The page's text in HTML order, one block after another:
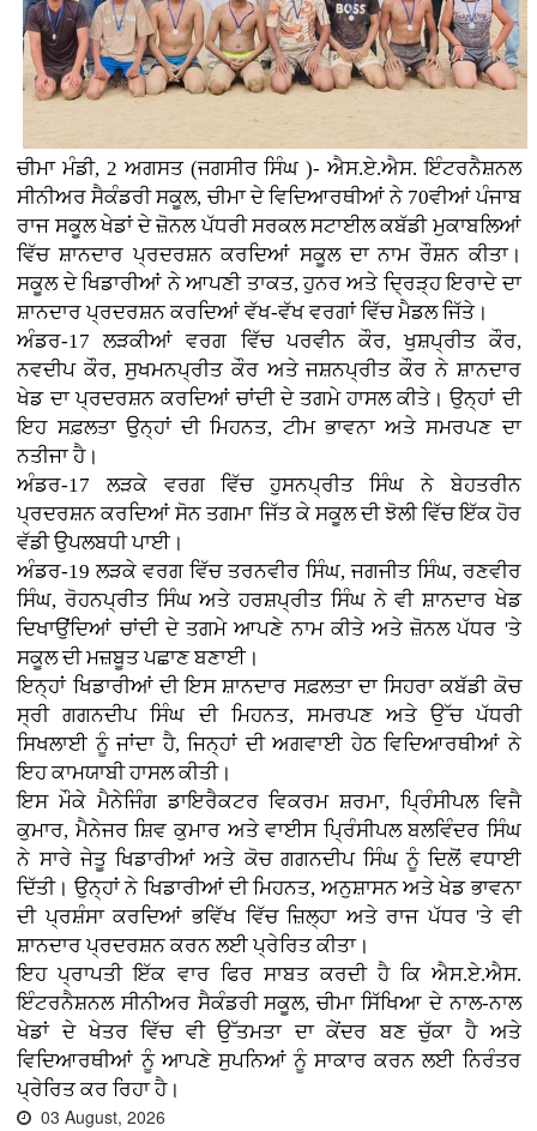
ਚੀਮਾ ਮੰਡੀ, 2 ਅਗਸਤ (ਜਗਸੀਰ ਸਿੰਘ )- ਐਸ.ਏ.ਐਸ. ਇੰਟਰਨੈਸ਼ਨਲ
ਸੀਨੀਅਰ ਸੈਕੰਡਰੀ ਸਕੂਲ, ਚੀਮਾ ਦੇ ਵਿਦਿਆਰਥੀਆਂ ਨੇ 70ਵੀਆਂ ਪੰਜਾਬ
ਰਾਜ ਸਕੂਲ ਖੇਡਾਂ ਦੇ ਜ਼ੋਨਲ ਪੱਧਰੀ ਸਰਕਲ ਸਟਾਈਲ ਕਬੱਡੀ ਮੁਕਾਬਲਿਆਂ
ਵਿੱਚ ਸ਼ਾਨਦਾਰ ਪ੍ਰਦਰਸ਼ਨ ਕਰਦਿਆਂ ਸਕੂਲ ਦਾ ਨਾਮ ਰੌਸ਼ਨ ਕੀਤਾ।
ਸਕੂਲ ਦੇ ਖਿਡਾਰੀਆਂ ਨੇ ਆਪਣੀ ਤਾਕਤ, ਹੁਨਰ ਅਤੇ ਦ੍ਰਿੜ੍ਹ ਇਰਾਦੇ ਦਾ
ਸ਼ਾਨਦਾਰ ਪ੍ਰਦਰਸ਼ਨ ਕਰਦਿਆਂ ਵੱਖ-ਵੱਖ ਵਰਗਾਂ ਵਿੱਚ ਮੈਡਲ ਜਿੱਤੇ।
ਅੰਡਰ-17 ਲੜਕੀਆਂ ਵਰਗ ਵਿੱਚ ਪਰਵੀਨ ਕੌਰ, ਖੁਸ਼ਪ੍ਰੀਤ ਕੌਰ,
ਨਵਦੀਪ ਕੌਰ, ਸੁਖਮਨਪ੍ਰੀਤ ਕੌਰ ਅਤੇ ਜਸ਼ਨਪ੍ਰੀਤ ਕੌਰ ਨੇ ਸ਼ਾਨਦਾਰ
ਖੇਡ ਦਾ ਪ੍ਰਦਰਸ਼ਨ ਕਰਦਿਆਂ ਚਾਂਦੀ ਦੇ ਤਗਮੇ ਹਾਸਲ ਕੀਤੇ। ਉਨ੍ਹਾਂ ਦੀ
ਇਹ ਸਫ਼ਲਤਾ ਉਨ੍ਹਾਂ ਦੀ ਮਿਹਨਤ, ਟੀਮ ਭਾਵਨਾ ਅਤੇ ਸਮਰਪਣ ਦਾ
ਨਤੀਜਾ ਹੈ।
ਅੰਡਰ-17 ਲੜਕੇ ਵਰਗ ਵਿੱਚ ਹੁਸਨਪ੍ਰੀਤ ਸਿੰਘ ਨੇ ਬੇਹਤਰੀਨ
ਪ੍ਰਦਰਸ਼ਨ ਕਰਦਿਆਂ ਸੋਨ ਤਗਮਾ ਜਿੱਤ ਕੇ ਸਕੂਲ ਦੀ ਝੋਲੀ ਵਿੱਚ ਇੱਕ ਹੋਰ
ਵੱਡੀ ਉਪਲਬਧੀ ਪਾਈ।
ਅੰਡਰ-19 ਲੜਕੇ ਵਰਗ ਵਿੱਚ ਤਰਨਵੀਰ ਸਿੰਘ, ਜਗਜੀਤ ਸਿੰਘ, ਰਣਵੀਰ
ਸਿੰਘ, ਰੋਹਨਪ੍ਰੀਤ ਸਿੰਘ ਅਤੇ ਹਰਸ਼ਪ੍ਰੀਤ ਸਿੰਘ ਨੇ ਵੀ ਸ਼ਾਨਦਾਰ ਖੇਡ
ਦਿਖਾਉਂਦਿਆਂ ਚਾਂਦੀ ਦੇ ਤਗਮੇ ਆਪਣੇ ਨਾਮ ਕੀਤੇ ਅਤੇ ਜ਼ੋਨਲ ਪੱਧਰ 'ਤੇ
ਸਕੂਲ ਦੀ ਮਜ਼ਬੂਤ ਪਛਾਣ ਬਣਾਈ।
ਇਨ੍ਹਾਂ ਖਿਡਾਰੀਆਂ ਦੀ ਇਸ ਸ਼ਾਨਦਾਰ ਸਫ਼ਲਤਾ ਦਾ ਸਿਹਰਾ ਕਬੱਡੀ ਕੋਚ
ਸ੍ਰੀ ਗਗਨਦੀਪ ਸਿੰਘ ਦੀ ਮਿਹਨਤ, ਸਮਰਪਣ ਅਤੇ ਉੱਚ ਪੱਧਰੀ
ਸਿਖਲਾਈ ਨੂੰ ਜਾਂਦਾ ਹੈ, ਜਿਨ੍ਹਾਂ ਦੀ ਅਗਵਾਈ ਹੇਠ ਵਿਦਿਆਰਥੀਆਂ ਨੇ
ਇਹ ਕਾਮਯਾਬੀ ਹਾਸਲ ਕੀਤੀ।
ਇਸ ਮੌਕੇ ਮੈਨੇਜਿੰਗ ਡਾਇਰੈਕਟਰ ਵਿਕਰਮ ਸ਼ਰਮਾ, ਪ੍ਰਿੰਸੀਪਲ ਵਿਜੈ
ਕੁਮਾਰ, ਮੈਨੇਜਰ ਸ਼ਿਵ ਕੁਮਾਰ ਅਤੇ ਵਾਈਸ ਪ੍ਰਿੰਸੀਪਲ ਬਲਵਿੰਦਰ ਸਿੰਘ
ਨੇ ਸਾਰੇ ਜੇਤੂ ਖਿਡਾਰੀਆਂ ਅਤੇ ਕੋਚ ਗਗਨਦੀਪ ਸਿੰਘ ਨੂੰ ਦਿਲੋਂ ਵਧਾਈ
ਦਿੱਤੀ। ਉਨ੍ਹਾਂ ਨੇ ਖਿਡਾਰੀਆਂ ਦੀ ਮਿਹਨਤ, ਅਨੁਸ਼ਾਸਨ ਅਤੇ ਖੇਡ ਭਾਵਨਾ
ਦੀ ਪ੍ਰਸ਼ੰਸਾ ਕਰਦਿਆਂ ਭਵਿੱਖ ਵਿੱਚ ਜ਼ਿਲ੍ਹਾ ਅਤੇ ਰਾਜ ਪੱਧਰ 'ਤੇ ਵੀ
ਸ਼ਾਨਦਾਰ ਪ੍ਰਦਰਸ਼ਨ ਕਰਨ ਲਈ ਪ੍ਰੇਰਿਤ ਕੀਤਾ।
ਇਹ ਪ੍ਰਾਪਤੀ ਇੱਕ ਵਾਰ ਫਿਰ ਸਾਬਤ ਕਰਦੀ ਹੈ ਕਿ ਐਸ.ਏ.ਐਸ.
ਇੰਟਰਨੈਸ਼ਨਲ ਸੀਨੀਅਰ ਸੈਕੰਡਰੀ ਸਕੂਲ, ਚੀਮਾ ਸਿੱਖਿਆ ਦੇ ਨਾਲ-ਨਾਲ
ਖੇਡਾਂ ਦੇ ਖੇਤਰ ਵਿੱਚ ਵੀ ਉੱਤਮਤਾ ਦਾ ਕੇਂਦਰ ਬਣ ਚੁੱਕਾ ਹੈ ਅਤੇ
ਵਿਦਿਆਰਥੀਆਂ ਨੂੰ ਆਪਣੇ ਸੁਪਨਿਆਂ ਨੂੰ ਸਾਕਾਰ ਕਰਨ ਲਈ ਨਿਰੰਤਰ
ਪ੍ਰੇਰਿਤ ਕਰ ਰਿਹਾ ਹੈ।
03 August, 2026